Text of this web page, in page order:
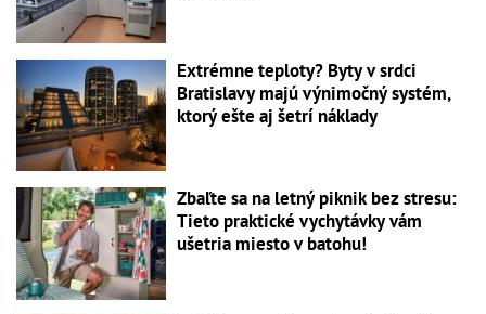
Extrémne teploty? Byty v srdci
Bratislavy majú výnimočný systém,
ktorý ešte aj šetrí náklady
Zbaľte sa na letný piknik bez stresu:
Tieto praktické vychytávky vám
ušetria miesto v batohu!